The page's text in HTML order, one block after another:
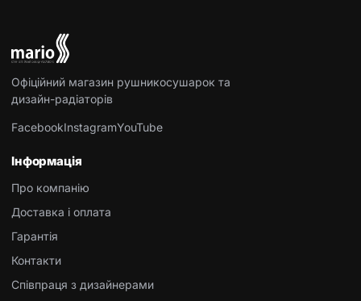
Офіційний магазин рушникосушарок та
дизайн-радіаторів
FacebookInstagramYouTube
Інформація
Про компанію
Доставка і оплата
Гарантія
Контакти
Співпраця з дизайнерами